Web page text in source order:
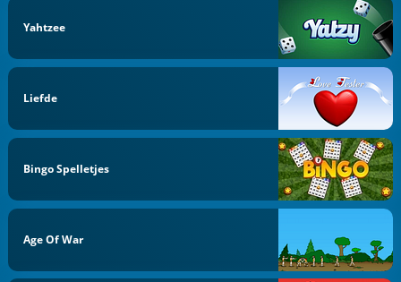
Yahtzee
Liefde
Bingo Spelletjes
Age Of War